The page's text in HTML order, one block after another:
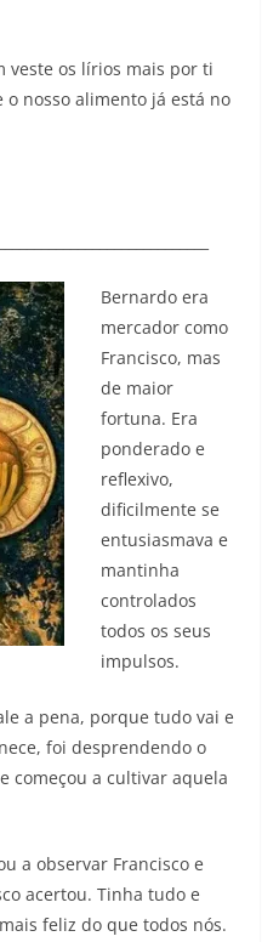
veste os lírios mais por ti
nosso alimento já está no
Bernardo era
mercador como
Francisco, mas
de maior
fortuna. Era
ponderado e
reflexivo,
dificilmente se
entusiasmava e
mantinha
controlados
todos os seus
impulsos.
a pena, porque tudo vai e
foi desprendendo o
começou a cultivar aquela
a observar Francisco e
acertou. Tinha tudo e
feliz do que todos nós.